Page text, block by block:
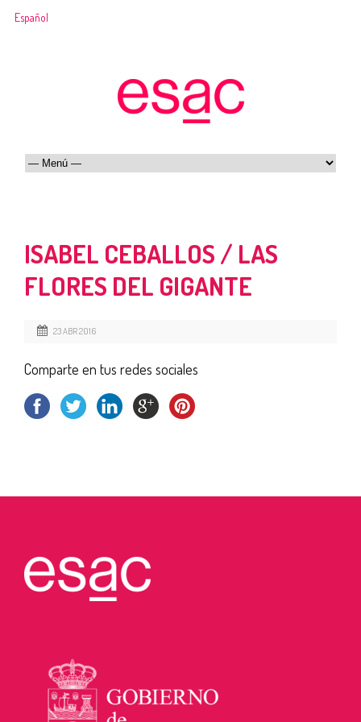
Español
ISABEL CEBALLOS / LAS
FLORES DEL GIGANTE
23 ABR 2016
Comparte en tus redes sociales